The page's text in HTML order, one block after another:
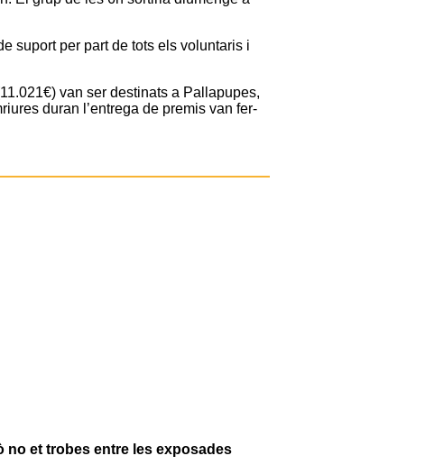
suport per part de tots els voluntaris i
van ser destinats a Pallapupes,
duran l’entrega de premis van fer-
no et trobes entre les exposades